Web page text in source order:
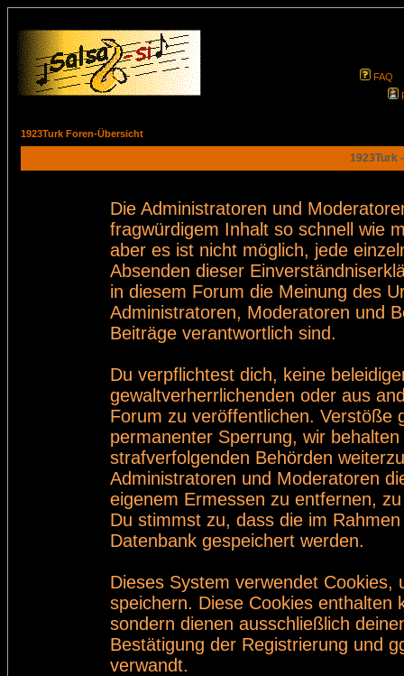
FAQ
1923Turk Foren-Übersicht
1923Turk
Die Administratoren und
fragwürdigem Inhalt so schnell wie
aber es ist nicht möglich, jede
Absenden dieser
in diesem Forum die Meinung des
Administratoren, Moderatoren und
Beiträge verantwortlich sind.
Du verpflichtest dich, keine
gewaltverherrlichenden oder aus
Forum zu veröffentlichen. Verstöße
permanenter Sperrung, wir
strafverfolgenden Behörden
Administratoren und Moderatoren
eigenem Ermessen zu entfernen,
Du stimmst zu, dass die im
Datenbank gespeichert werden.
Dieses System verwendet
speichern. Diese Cookies enthalten
sondern dienen ausschließlich
Bestätigung der Registrierung und
verwandt.